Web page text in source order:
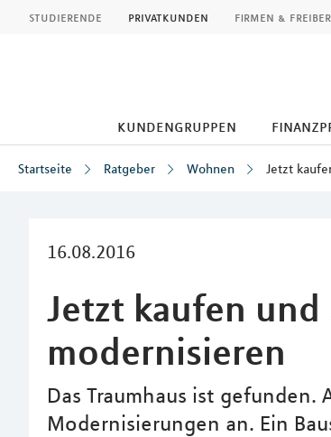
studierende privatkunden firmen &
kundengruppen
Startseite Ratgeber Wohnen Jetzt
16.08.2016
Jetzt kaufen
modernisieren
Das Traumhaus ist
Modernisierungen an. Ein